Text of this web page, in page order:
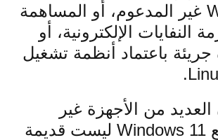
Windows 10 غير المدعوم، أو المساهمة
النفايات الإلكترونية، أو
باعتماد أنظمة تشغيل
العديد من الأجهزة غير
المتوافقة مع Windows 11 ليست قديمة